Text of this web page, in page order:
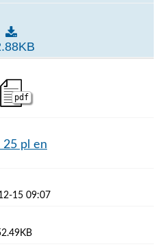
25 29 Wietnam pl
pdf
25 pl en
15 09:07